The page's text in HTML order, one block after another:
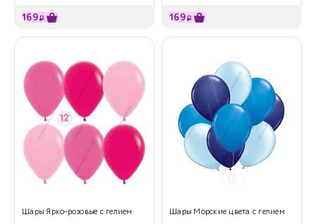
169₽ 169₽
Шары Ярко-розовые с гелием Шары Морские цвета с гелием